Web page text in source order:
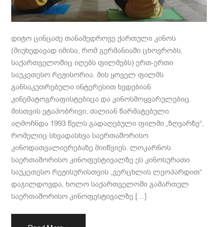
დიტო ცინცაძე თანამედროვე ქართული კინოს
(მიუხედავად იმისა, რომ გერმანიაში ცხოვრობს,
საქართველოშიც იღებს ფილმებს) ერთ-ერთი
საუკეთესო რეჟისორია. მის ყოველ ფილმს
განსაკუთრებული ინტერესით ხვდებიან
კინემატოგრაფისტებიცა და კინოსმოყვარულებიც.
მისთვის ეტაპობრივი, ძალიან წარმატებული
აღმოჩნდა 1993 წელს გადაღებული ფილმი „ზღვარზე“,
რომელიც სხვადასხვა საერთაშორისო
კინოდათვალიერებაზე მიიწვიეს. ლოკარნოს
საერთაშორისო კინოფესტივალზე ეს კინოსურათი
საუკეთესო რეჟისურისთვის „ვერცხლის ლეოპარდით“
დაჯილდოვდა, ხოლო საქართველოში გამართულ
საერთაშორისო კინოფესტივალზე […]